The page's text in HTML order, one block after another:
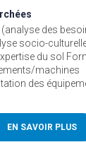
des
socio-
du sol
machines
des
EN SAVOIR PLUS